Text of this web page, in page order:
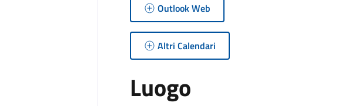
Outlook Web
Altri Calendari
Luogo